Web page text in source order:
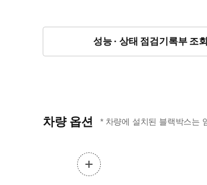
성능 · 상태 점검기록부 조회
차량 옵션 * 차량에 설치된 블랙박스는